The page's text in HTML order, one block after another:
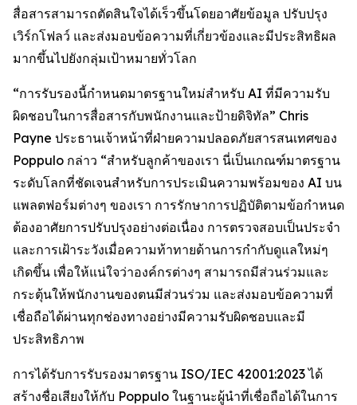
สื่อสารสามารถตัดสินใจได้เร็วขึ้นโดยอาศัยข้อมูล ปรับปรุง
เวิร์กโฟลว์ และส่งมอบข้อความที่เกี่ยวข้องและมีประสิทธิผล
มากขึ้นไปยังกลุ่มเป้าหมายทั่วโลก
“การรับรองนี้กำหนดมาตรฐานใหม่สำหรับ AI ที่มีความรับ
ผิดชอบในการสื่อสารกับพนักงานและป้ายดิจิทัล” Chris
Payne ประธานเจ้าหน้าที่ฝ่ายความปลอดภัยสารสนเทศของ
Poppulo กล่าว “สำหรับลูกค้าของเรา นี่เป็นเกณฑ์มาตรฐาน
ระดับโลกที่ชัดเจนสำหรับการประเมินความพร้อมของ AI บน
แพลตฟอร์มต่างๆ ของเรา การรักษาการปฏิบัติตามข้อกำหนด
ต้องอาศัยการปรับปรุงอย่างต่อเนื่อง การตรวจสอบเป็นประจำ
และการเฝ้าระวังเมื่อความท้าทายด้านการกำกับดูแลใหม่ๆ
เกิดขึ้น เพื่อให้แน่ใจว่าองค์กรต่างๆ สามารถมีส่วนร่วมและ
กระตุ้นให้พนักงานของตนมีส่วนร่วม และส่งมอบข้อความที่
เชื่อถือได้ผ่านทุกช่องทางอย่างมีความรับผิดชอบและมี
ประสิทธิภาพ
การได้รับการรับรองมาตรฐาน ISO/IEC 42001:2023 ได้
สร้างชื่อเสียงให้กับ Poppulo ในฐานะผู้นำที่เชื่อถือได้ในการ